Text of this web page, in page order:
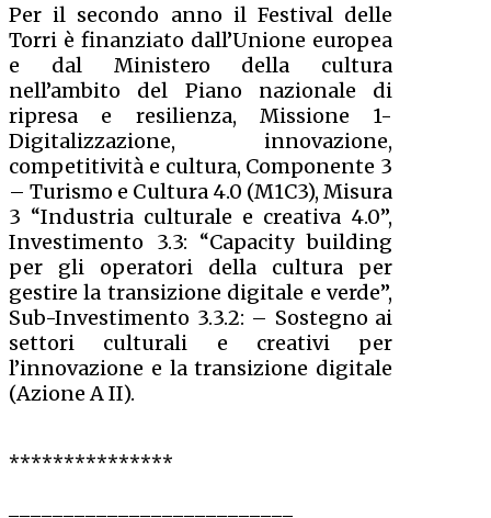
Per il secondo anno il Festival delle
Torri è finanziato dall’Unione europea
e dal Ministero della cultura
nell’ambito del Piano nazionale di
ripresa e resilienza, Missione 1-
Digitalizzazione, innovazione,
competitività e cultura, Componente 3
– Turismo e Cultura 4.0 (M1C3), Misura
3 “Industria culturale e creativa 4.0”,
Investimento 3.3: “Capacity building
per gli operatori della cultura per
gestire la transizione digitale e verde”,
Sub-Investimento 3.3.2: – Sostegno ai
settori culturali e creativi per
l’innovazione e la transizione digitale
(Azione A II).
***************